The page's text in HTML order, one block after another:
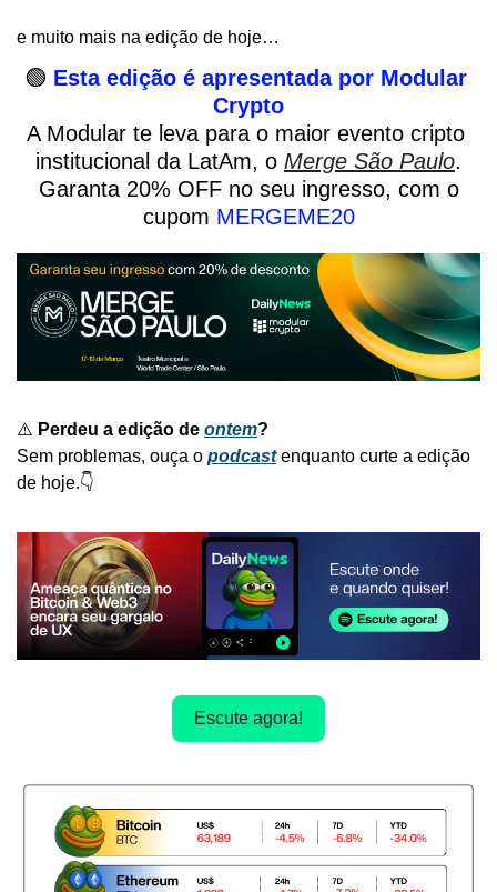
e muito mais na edição de hoje…
🟢 Esta edição é apresentada por Modular
Crypto
A Modular te leva para o maior evento cripto
institucional da LatAm, o Merge São Paulo.
cupom MERGEME20
⚠️ Perdeu a edição de ontem?
Sem problemas, ouça o podcast enquanto curte a edição
de hoje.👇
Escute agora!